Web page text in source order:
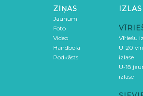
ZIŅAS
Jaunumi
Foto
Video
Handbola
Podkāsts
Vīriešu
U-20
izlase
U-18
izlase